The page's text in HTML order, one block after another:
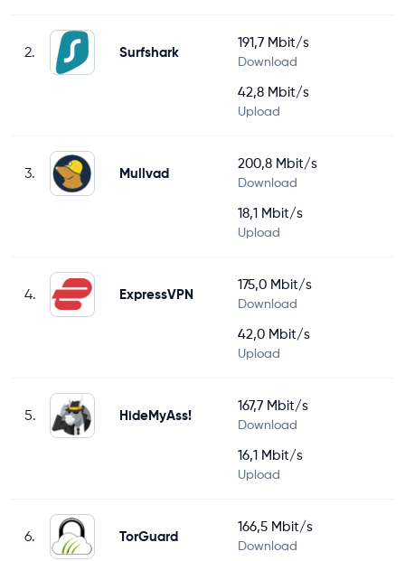
2. Surfshark
191,7 Mbit/s
Download
42,8 Mbit/s
Upload
3. Mullvad
200,8 Mbit/s
Download
18,1 Mbit/s
Upload
4. ExpressVPN
175,0 Mbit/s
Download
42,0 Mbit/s
Upload
5. HideMyAss!
167,7 Mbit/s
Download
16,1 Mbit/s
Upload
6. TorGuard
166,5 Mbit/s
Download